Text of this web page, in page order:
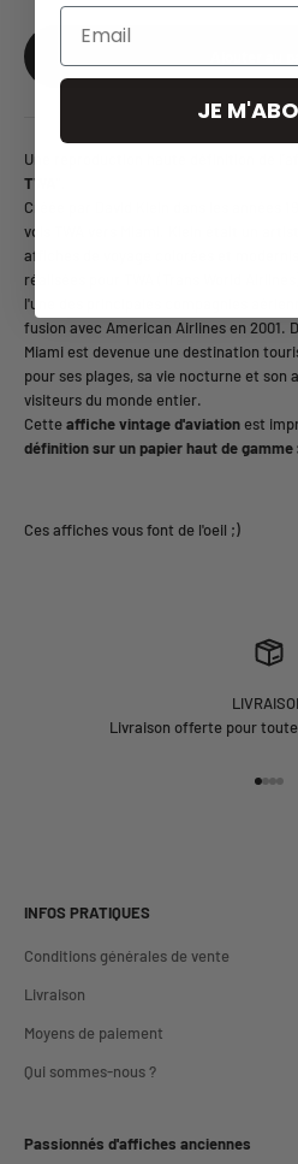
Une reproduction haute définition de
TWA
Créée par David Klein dans les années
vols TWA vers Miami. Klein était un
affiches de voyage colorées et
réalisées pour TWA (Trans World
l'une des principales compagnies
fusion avec American Airlines en 2001.
Miami est devenue une destination
pour ses plages, sa vie nocturne et
visiteurs du monde entier.
Cetteaffiche vintage d'aviation est
définition sur un papier haut de gamme
Livraison offerte pour
INFOS PRATIQUES
Conditions générales de vente
Livraison
Moyens de paiement
Qui sommes-nous ?
Passionnés d'affiches anciennes
Email
JE